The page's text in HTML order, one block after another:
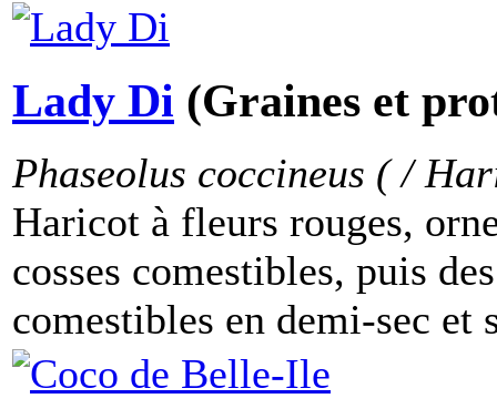
Lady Di (Graines et
Phaseolus coccineus ( /
Haricot à fleurs rouges,
cosses comestibles, puis
comestibles en demi-sec et